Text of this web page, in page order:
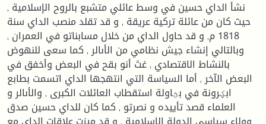
نشأ الداي حسين في وسط عائلي متشبع بالروح الإسلامية ,
حيث كان من عائلة تركية عريقة , و قد تقلد منصب الداي سنة
1818 م, و قد حاول الداي من خلال مسابناتو في العمران ,
وبالتالي إنشاء جيش نظامي من الأىالر , كما سعى للنهوض
بالنشاط الاقتصادي , غتَ أنو بقح في البعض وأخفق في
البعض الآخر , أما السياسة التي انتهجها الداي اتسمت بطابع
ابؼرونة في بؿاولة استقطاب العائلات الكبرى , والأىالر و
العلماء قصد تأييده و نصرتو , كما كان للداي حسين صدق